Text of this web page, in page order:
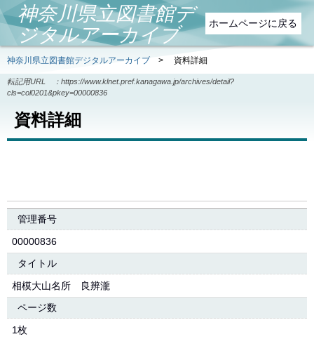
ホームページに戻る
神奈川県立図書館デ
ジタルアーカイブ
神奈川県立図書館デジタルアーカイブ> 資料詳細
転記用URL ： https://www.klnet.pref.kanagawa.jp/archives/detail?
cls=col0201&pkey=00000836
資料詳細
管理番号
00000836
タイトル
相模大山名所 良辨瀧
ページ数
1枚